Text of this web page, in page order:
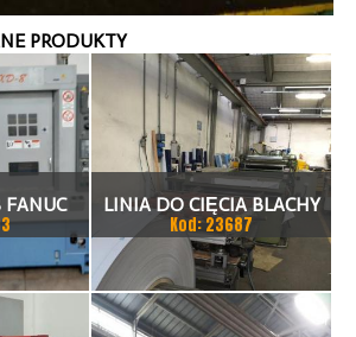
PRODUKTY
CNC
LINIA DO CIĘCIA BLACHY
1.500 X 1,5 (2,5) MM
Kod: 23687